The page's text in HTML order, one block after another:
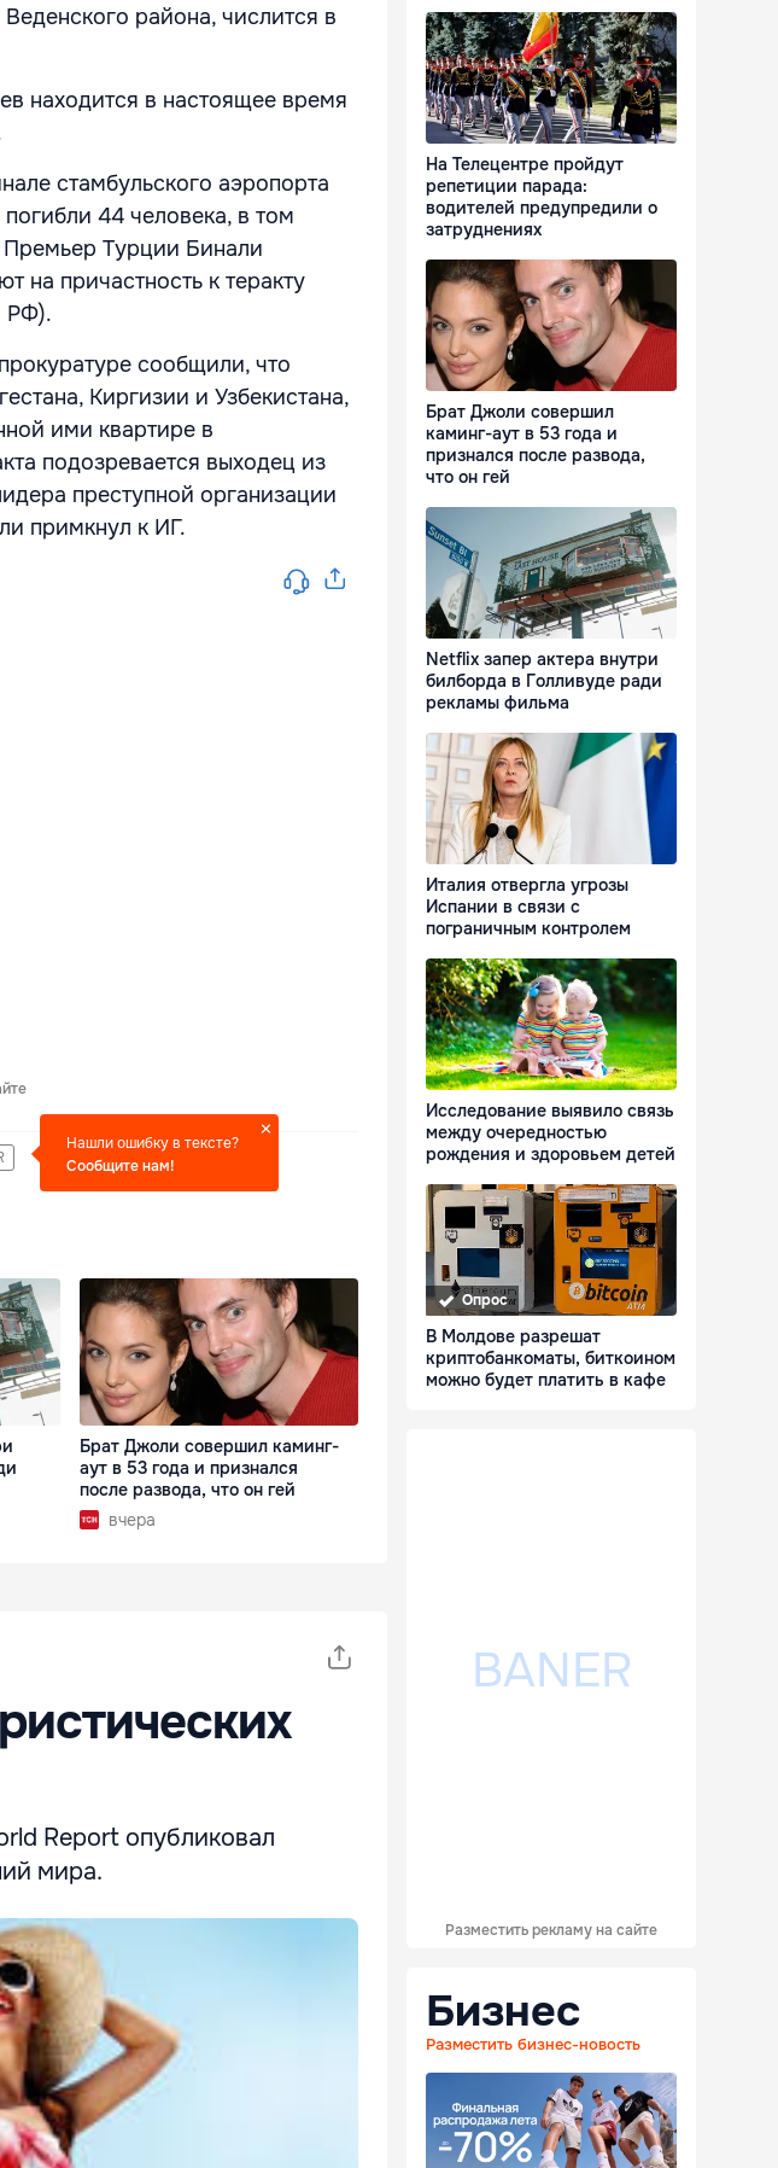
района, числится в
находится в настоящее время
стамбульского аэропорта
44 человека, в том
Премьер Турции Бинали
на причастность к теракту
РФ).
сообщили, что
Киргизии и Узбекистана,
ими квартире в
подозревается выходец из
преступной организации
примкнул к ИГ.
Нашли ошибку в тексте?
Сообщите нам!
Брат Джоли совершил каминг-
аут в 53 года и признался
после развода, что он гей
вчера
Report опубликовал
мира.
На Телецентре пройдут
репетиции парада:
водителей предупредили о
затруднениях
Брат Джоли совершил
каминг-аут в 53 года и
признался после развода,
что он гей
Netflix запер актера внутри
билборда в Голливуде ради
рекламы фильма
Италия отвергла угрозы
Испании в связи с
пограничным контролем
Исследование выявило связь
между очередностью
рождения и здоровьем детей
Опрос
В Молдове разрешат
криптобанкоматы, биткоином
можно будет платить в кафе
Разместить рекламу на сайте
Бизнес
Разместить бизнес-новость